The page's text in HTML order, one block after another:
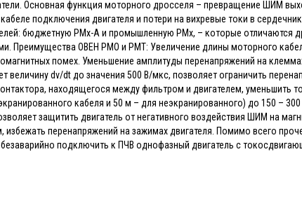
Основная функция моторного дросселя – превращение ШИМ
подключения двигателя и потери на вихревые токи в
бюджетную РМх-А и промышленную РМх, – которые отличаются
Преимущества ОВЕН РМО и РМТ: Увеличение длины моторного
помех. Уменьшение амплитуды перенапряжений на
dv/dt до значения 500 В/мкс, позволяет ограничить
находящегося между фильтром и двигателем, уменьшить
кабеля и 50 м – для неэкранированного) до 150 –
защитить двигатель от негативного воздействия ШИМ на
перенапряжений на зажимах двигателя. Помимо всего
подключить к ПЧВ однофазный двигатель с